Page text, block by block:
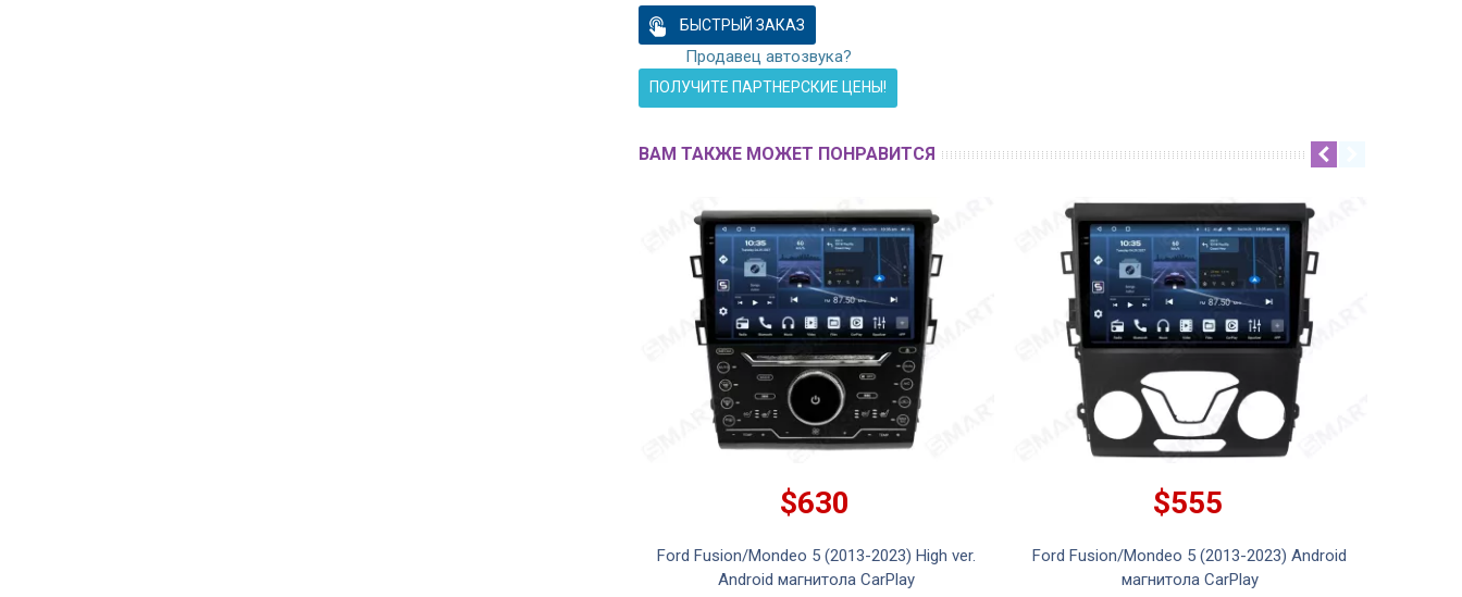
БЫСТРЫЙ ЗАКАЗ
Продавец автозвука?
ПОЛУЧИТЕ ПАРТНЕРСКИЕ ЦЕНЫ!
ВАМ ТАКЖЕ МОЖЕТ ПОНРАВИТСЯ
$630
Ford Fusion/Mondeo 5 (2013-2023) High ver.
Android магнитола CarPlay
$555
Ford Fusion/Mondeo 5 (2013-2023) Android
магнитола CarPlay